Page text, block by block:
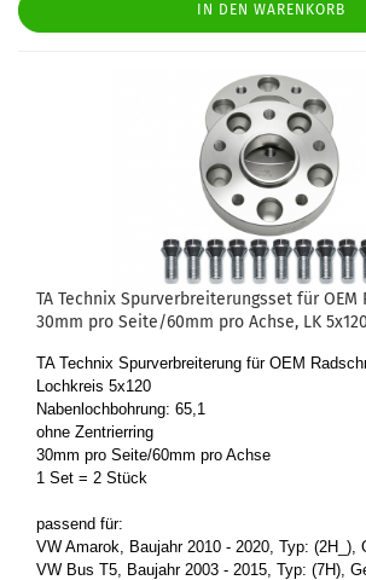
IN DEN WARENKORB
TA Tech­nix Spur­ver­brei­te­rungs­set für OEM
30mm pro Seite/60mm pro Achse, LK
TA Tech­nix Spur­ver­brei­te­rung für OEM
Loch­kreis 5x120
Na­ben­loch­boh­rung: 65,1
ohne Zen­trier­ring
30mm pro Seite/60mm pro Achse
1 Set = 2 Stück
pas­send für:
VW Ama­rok, Bau­jahr 2010 - 2020, Typ: (2H_),
VW Bus T5, Bau­jahr 2003 - 2015, Typ: (7H),